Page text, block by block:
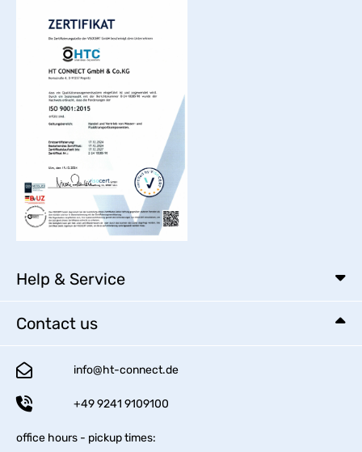
Help & Service
Contact us
info@ht-connect.de
+49 9241 9109100
office hours - pickup times: